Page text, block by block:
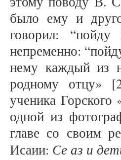
было ему и
говорил:
непременно:
нему каждый из
родному отцу»
ученика Горского
одной из
главе со своим
Исаии: Се аз и